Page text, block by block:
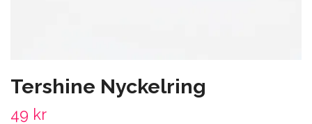
Tershine Nyckelring
49 kr